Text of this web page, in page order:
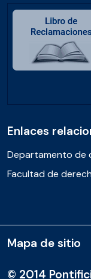
Enlaces
Departamento de
Facultad de
© 2014
Mapa de sitio